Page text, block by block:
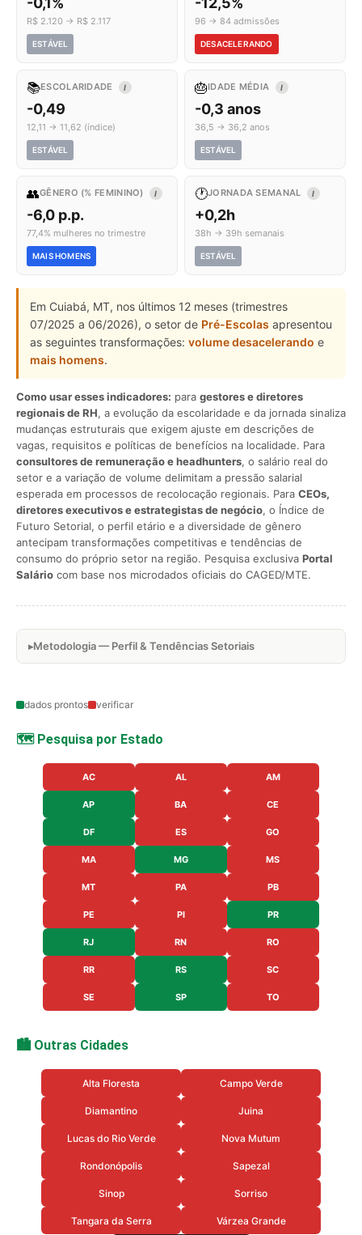
R$ 2.120 → R$ 2.117
ESTÁVEL
96 → 84 admissões
DESACELERANDO
📚ESCOLARIDADE I
-0,49
12,11 → 11,62 (índice)
ESTÁVEL
🎂IDADE MÉDIA I
-0,3 anos
36,5 → 36,2 anos
ESTÁVEL
👥GÊNERO (% FEMININO) I
-6,0 p.p.
77,4% mulheres no trimestre
MAIS HOMENS
🕐JORNADA SEMANAL I
+0,2h
38h → 39h semanais
ESTÁVEL
Em Cuiabá, MT, nos últimos 12 meses (trimestres
07/2025 a 06/2026), o setor de Pré-Escolas apresentou
as seguintes transformações: volume desacelerando e
mais homens.
Como usar esses indicadores: para gestores e diretores
regionais de RH, a evolução da escolaridade e da jornada sinaliza
mudanças estruturais que exigem ajuste em descrições de
vagas, requisitos e políticas de benefícios na localidade. Para
consultores de remuneração e headhunters, o salário real do
setor e a variação de volume delimitam a pressão salarial
esperada em processos de recolocação regionais. Para CEOs,
diretores executivos e estrategistas de negócio, o Índice de
Futuro Setorial, o perfil etário e a diversidade de gênero
antecipam transformações competitivas e tendências de
consumo do próprio setor na região. Pesquisa exclusiva Portal
Salário com base nos microdados oficiais do CAGED/MTE.
Metodologia — Perfil & Tendências Setoriais
dados prontos verificar
🗺️ Pesquisa por Estado
AC AL AM
AP BA CE
DF ES GO
MA MG MS
MT PA PB
PE PI PR
RJ RN RO
RR RS SC
SE SP TO
🏙️ Outras Cidades
Alta Floresta Campo Verde
Diamantino Juina
Lucas do Rio Verde Nova Mutum
Rondonópolis Sapezal
Sinop Sorriso
Tangara da Serra Várzea Grande